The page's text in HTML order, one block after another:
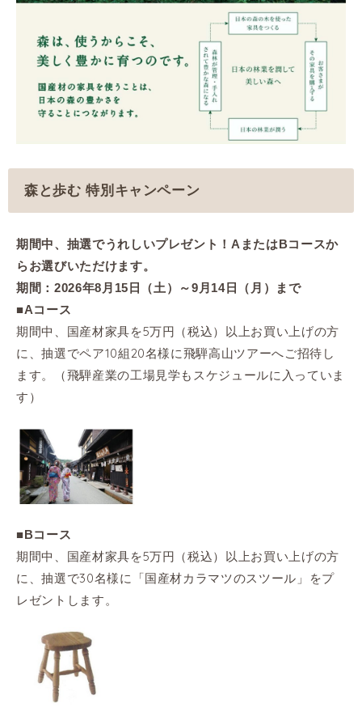
森と歩む 特別キャンペーン
期間中、抽選でうれしいプレゼント！AまたはBコースか
らお選びいただけます。
期間：2026年8月15日（土）～9月14日（月）まで
■Aコース
期間中、国産材家具を5万円（税込）以上お買い上げの方
に、抽選でペア10組20名様に飛騨高山ツアーへご招待し
ます。（飛騨産業の工場見学もスケジュールに入っていま
す）
■Bコース
期間中、国産材家具を5万円（税込）以上お買い上げの方
に、抽選で30名様に「国産材カラマツのスツール」をプ
レゼントします。